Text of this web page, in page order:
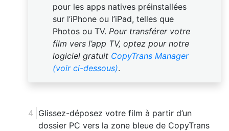
pour les apps natives préinstallées
sur l’iPhone ou l’iPad, telles que
Photos ou TV. Pour transférer votre
film vers l’app TV, optez pour notre
logiciel gratuit CopyTrans Manager
(voir ci-dessous).
Glissez-déposez votre film à partir d’un
dossier PC vers la zone bleue de CopyTrans